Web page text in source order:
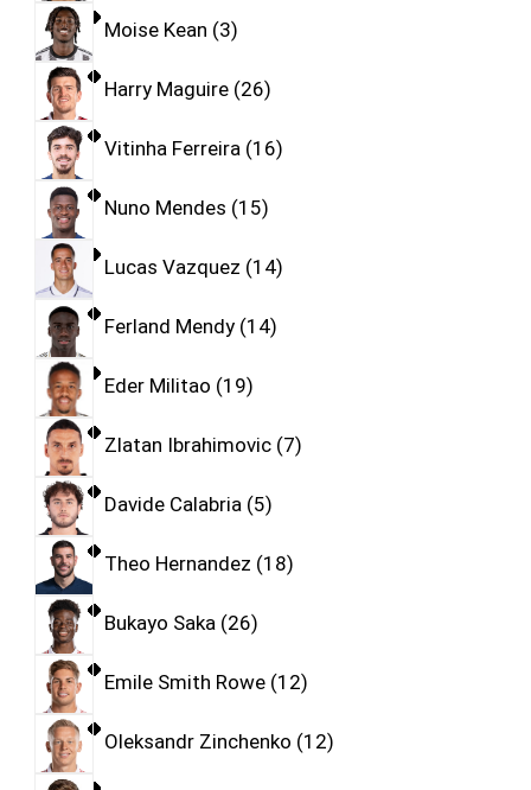
Moise Kean 3
Harry Maguire 26
Vitinha Ferreira 16
Nuno Mendes 15
Lucas Vazquez 14
Ferland Mendy 14
Eder Militao 19
Zlatan Ibrahimovic 7
Davide Calabria 5
Theo Hernandez 18
Bukayo Saka 26
Emile Smith Rowe 12
Oleksandr Zinchenko 12